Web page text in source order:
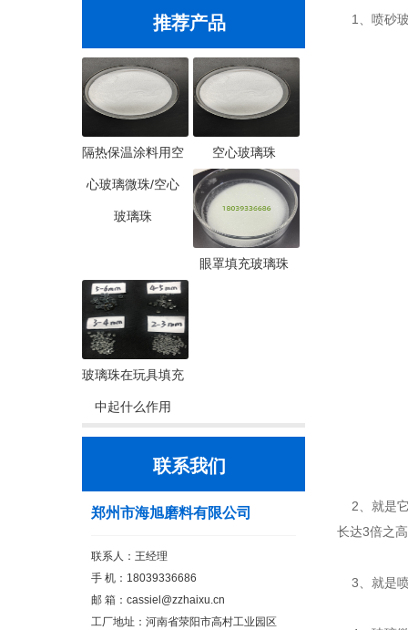
推荐产品
隔热保温涂料用空
心玻璃微珠/空心
玻璃珠
空心玻璃珠
眼罩填充玻璃珠
玻璃珠在玩具填充
中起什么作用
联系我们
郑州市海旭磨料有限公司
联系人：王经理
手 机：18039336686
邮 箱： cassiel@zzhaixu.cn
工厂地址：河南省荥阳市高村工业园区
1、喷砂玻
2、就是它
长达3倍之
3、就是喷